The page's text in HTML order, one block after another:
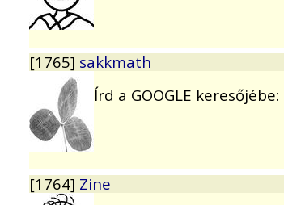
[1765] sakkmath
Írd a GOOGLE keresőjébe:
[1764] Zine